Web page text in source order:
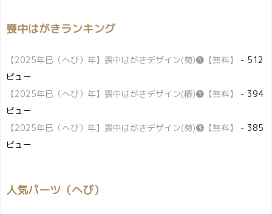
喪中はがきランキング
【2025年巳（へび）年】喪中はがきデザイン(菊)❶【無料】
- 512
ビュー
【2025年巳（へび）年】喪中はがきデザイン(椿)❶【無料】
- 394
ビュー
【2025年巳（へび）年】喪中はがきデザイン(菊)❸【無料】
- 385
ビュー
人気パーツ（へび）